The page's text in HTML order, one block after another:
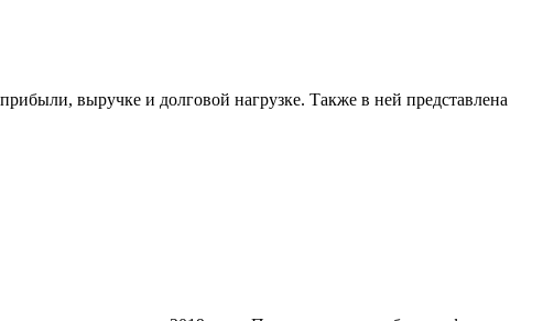
выручке и долговой нагрузке. Также в ней представлена